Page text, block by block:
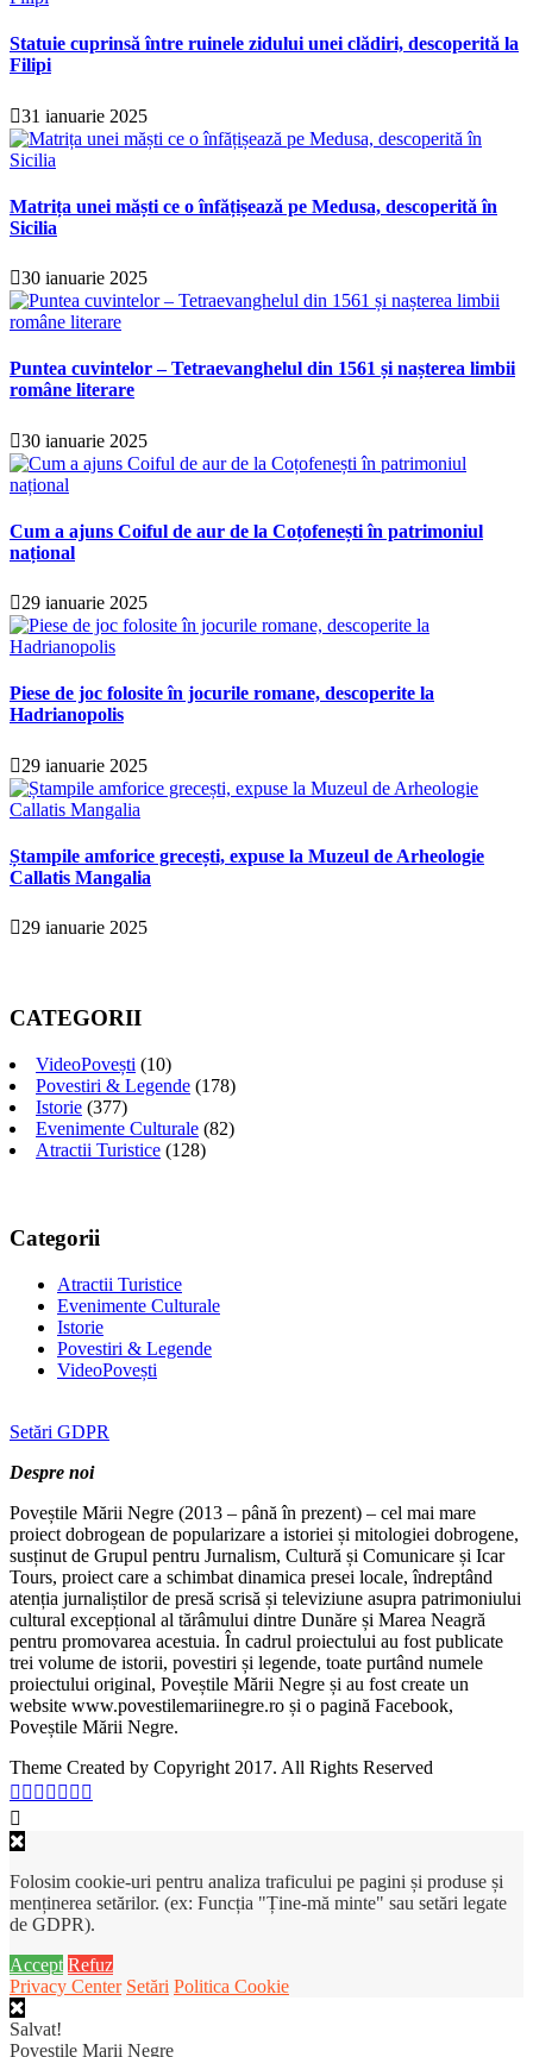
Statuie cuprinsă între ruinele zidului unei clădiri, descoperită la
Filipi
31 ianuarie 2025
Matrița unei măști ce o înfățișează pe Medusa, descoperită în
Sicilia
30 ianuarie 2025
Puntea cuvintelor – Tetraevanghelul din 1561 și nașterea limbii
române literare
30 ianuarie 2025
Cum a ajuns Coiful de aur de la Coțofenești în patrimoniul
național
29 ianuarie 2025
Piese de joc folosite în jocurile romane, descoperite la
Hadrianopolis
29 ianuarie 2025
Ștampile amforice grecești, expuse la Muzeul de Arheologie
Callatis Mangalia
29 ianuarie 2025
CATEGORII
VideoPovești (10)
Povestiri & Legende (178)
Istorie (377)
Evenimente Culturale (82)
Atractii Turistice (128)
Categorii
Atractii Turistice
Evenimente Culturale
Istorie
Povestiri & Legende
VideoPovești
Setări GDPR
Despre noi
Poveștile Mării Negre (2013 – până în prezent) – cel mai mare
proiect dobrogean de popularizare a istoriei și mitologiei dobrogene,
susținut de Grupul pentru Jurnalism, Cultură și Comunicare și Icar
Tours, proiect care a schimbat dinamica presei locale, îndreptând
atenția jurnaliștilor de presă scrisă și televiziune asupra patrimoniului
cultural excepțional al tărâmului dintre Dunăre și Marea Neagră
pentru promovarea acestuia. În cadrul proiectului au fost publicate
trei volume de istorii, povestiri și legende, toate purtând numele
proiectului original, Poveștile Mării Negre și au fost create un
website www.povestilemariinegre.ro și o pagină Facebook,
Poveștile Mării Negre.
Theme Created by Copyright 2017. All Rights Reserved
Folosim cookie-uri pentru analiza traficului pe pagini și produse și
menținerea setărilor. (ex: Funcția "Ține-mă minte" sau setări legate
de GDPR).
Accept Refuz
Privacy Center Setări Politica Cookie
Salvat!
Povestile Marii Negre